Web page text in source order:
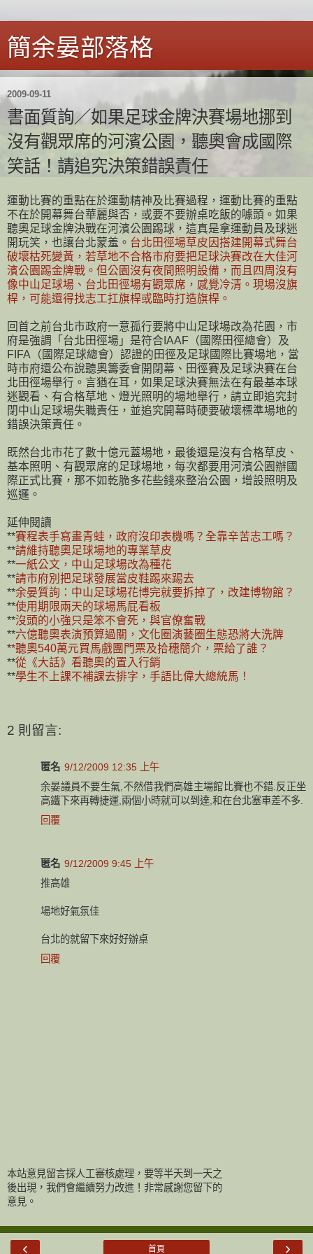
簡余晏部落格
2009-09-11
書面質詢／如果足球金牌決賽場地挪到
沒有觀眾席的河濱公園，聽奧會成國際
笑話！請追究決策錯誤責任
運動比賽的重點在於運動精神及比賽過程，運動比賽的重點
不在於開幕舞台華麗與否，或要不要辦桌吃飯的噱頭。如果
聽奧足球金牌決戰在河濱公園踢球，這真是拿運動員及球迷
開玩笑，也讓台北蒙羞。 台北田徑場草皮因搭建開幕式舞台
破壞枯死變黃，若草地不合格市府要把足球決賽改在大佳河
濱公園踢金牌戰。但公園沒有夜間照明設備，而且四周沒有
像中山足球場、台北田徑場有觀眾席，感覺冷清。現場沒旗
桿，可能還得找志工扛旗桿或臨時打造旗桿。
回首之前台北市政府一意孤行要將中山足球場改為花園，市
府是強調「台北田徑場」是符合IAAF（國際田徑總會）及
FIFA（國際足球總會）認證的田徑及足球國際比賽場地，當
時市府還公布說聽奧籌委會開閉幕、田徑賽及足球決賽在台
北田徑場舉行。言猶在耳，如果足球決賽無法在有最基本球
迷觀看、有合格草地、燈光照明的場地舉行，請立即追究封
閉中山足球場失職責任，並追究開幕時硬要破壞標準場地的
錯誤決策責任。
既然台北市花了數十億元蓋場地，最後還是沒有合格草皮、
基本照明、有觀眾席的足球場地，每次都要用河濱公園辦國
際正式比賽，那不如乾脆多花些錢來整治公園，增設照明及
巡邏。
延伸閱讀
**賽程表手寫畫青蛙，政府沒印表機嗎？全靠辛苦志工嗎？
**請維持聽奧足球場地的專業草皮
**一紙公文，中山足球場改為種花
**請市府別把足球發展當皮鞋踢來踢去
**余晏質詢：中山足球場花博完就要拆掉了，改建博物館？
**使用期限兩天的球場馬屁看板
**沒頭的小強只是笨不會死，與官僚奮戰
**六億聽奧表演預算過關，文化圈演藝圈生態恐將大洗牌
**聽奧540萬元買馬戲團門票及拾穗簡介，票給了誰？
**從《大話》看聽奧的置入行銷
**學生不上課不補課去排字，手語比偉大總統馬！
2 則留言:
匿名 9/12/2009 12:35 上午
余晏議員不要生氣,不然借我們高雄主場館比賽也不錯.反正坐
高鐵下來再轉捷運,兩個小時就可以到達,和在台北塞車差不多.
回覆
匿名 9/12/2009 9:45 上午
推高雄
場地好氣氛佳
台北的就留下來好好辦桌
回覆
本站意見留言採人工審核處理，要等半天到一天之
後出現，我們會繼續努力改進！非常感謝您留下的
意見。
‹ ›
首頁